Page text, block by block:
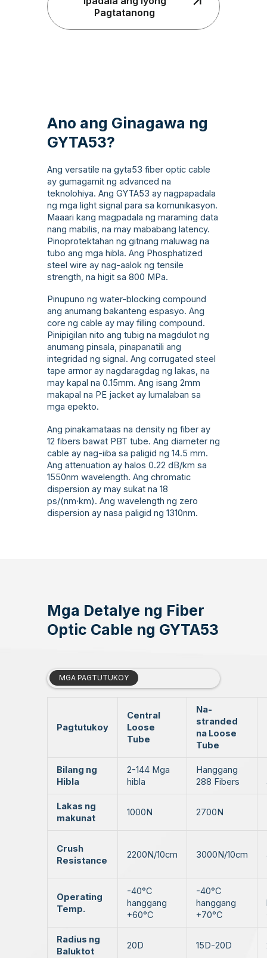
Pagtatanong
Ano ang Ginagawa ng
GYTA53?
Ang versatile na gyta53 fiber optic cable
ay gumagamit ng advanced na
teknolohiya. Ang GYTA53 ay nagpapadala
ng mga light signal para sa komunikasyon.
Maaari kang magpadala ng maraming data
nang mabilis, na may mababang latency.
Pinoprotektahan ng gitnang maluwag na
tubo ang mga hibla. Ang Phosphatized
steel wire ay nag-aalok ng tensile
strength, na higit sa 800 MPa.
Pinupuno ng water-blocking compound
ang anumang bakanteng espasyo. Ang
core ng cable ay may filling compound.
Pinipigilan nito ang tubig na magdulot ng
anumang pinsala, pinapanatili ang
integridad ng signal. Ang corrugated steel
tape armor ay nagdaragdag ng lakas, na
may kapal na 0.15mm. Ang isang 2mm
makapal na PE jacket ay lumalaban sa
mga epekto.
Ang pinakamataas na density ng fiber ay
12 fibers bawat PBT tube. Ang diameter ng
cable ay nag-iiba sa paligid ng 14.5 mm.
Ang attenuation ay halos 0.22 dB/km sa
1550nm wavelength. Ang chromatic
dispersion ay may sukat na 18
ps/(nm·km). Ang wavelength ng zero
dispersion ay nasa paligid ng 1310nm.
Mga Detalye ng Fiber
Optic Cable ng GYTA53
MGA PAGTUTUKOY
Pagtutukoy
Central
Loose
Tube
Na-
stranded
na Loose
Tube
Bilang ng
Hibla
2-144 Mga
hibla
Hanggang
288 Fibers
Lakas ng
makunat
1000N 2700N
Crush
Resistance
2200N/10cm 3000N/10cm
Operating
Temp.
-40°C
hanggang
+60°C
-40°C
hanggang
+70°C
Radius ng
Baluktot
20D 15D-20D